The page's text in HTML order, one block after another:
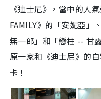
《迪士尼》，當中的人
FAMILY》的「安妮亞」
無一郎」和「戀柱 -- 甘
原一家和《迪士尼》的
卡！